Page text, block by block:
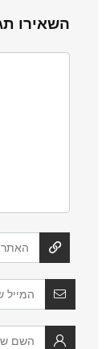
השאירו